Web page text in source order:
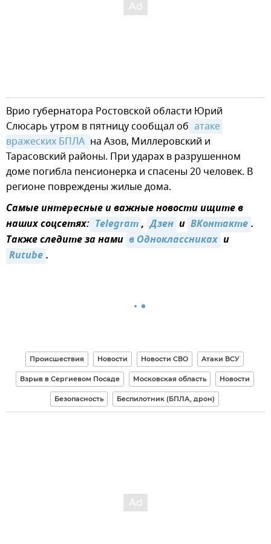
Врио губернатора Ростовской области Юрий
Слюсарь утром в пятницу сообщал об атаке
вражеских БПЛА на Азов, Миллеровский и
Тарасовский районы. При ударах в разрушенном
доме погибла пенсионерка и спасены 20 человек. В
регионе повреждены жилые дома.
Самые интересные и важные новости ищите в
наших соцсетях: Telegram, Дзен и ВКонтакте.
Также следите за нами в Одноклассниках и
Rutube.
Происшествия Новости Новости СВО Атаки ВСУ
Взрыв в Сергиевом Посаде Московская область Новости
Безопасность Беспилотник (БПЛА, дрон)